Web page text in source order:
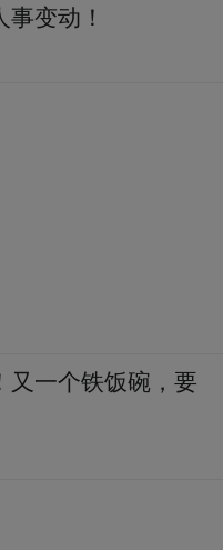
事变动！
又一个铁饭碗，要